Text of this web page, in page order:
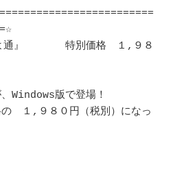
』　　　　特別価格　１,９８
Windows版で登場！
　１,９８０円（税別）になっ